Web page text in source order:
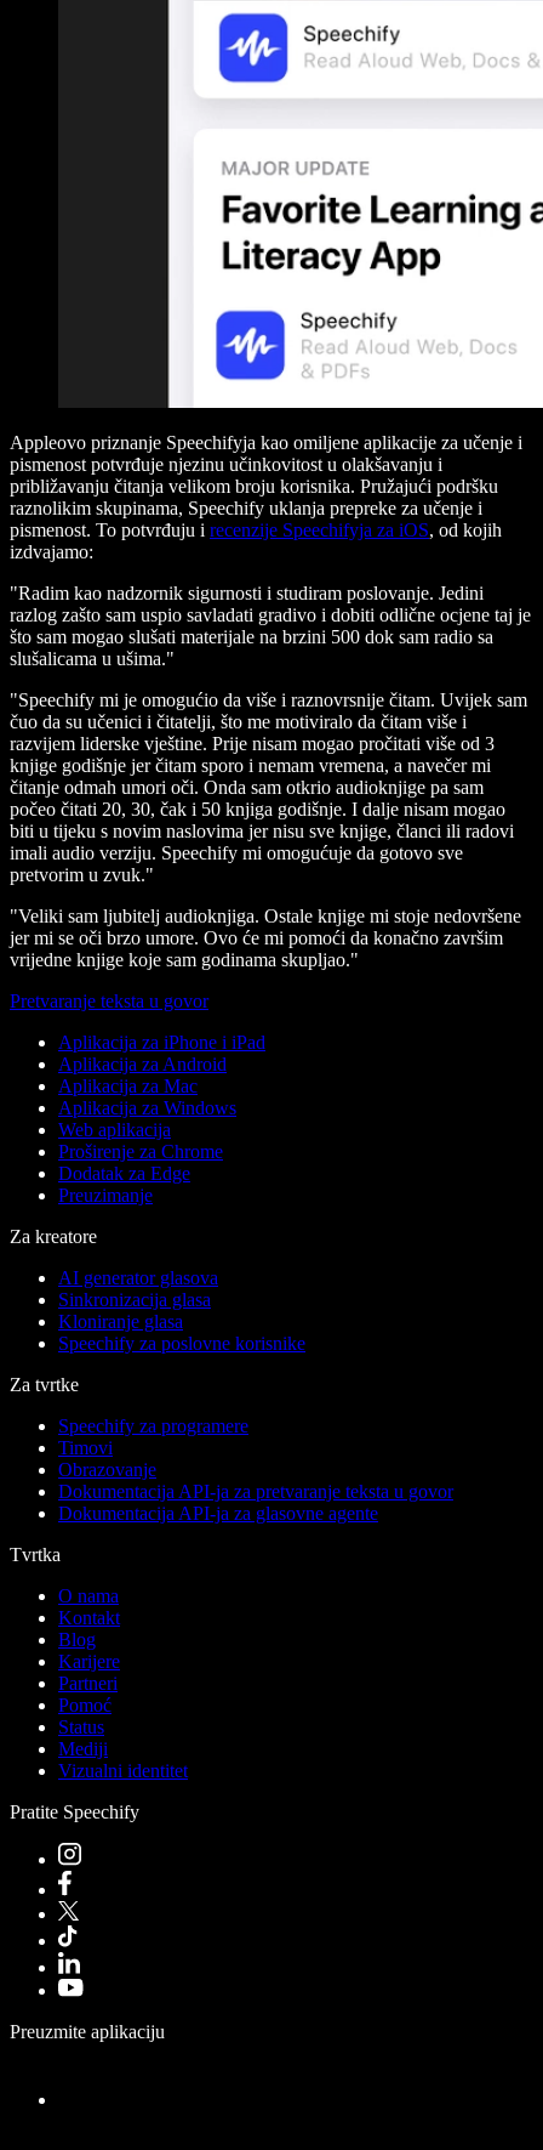
Appleovo priznanje Speechifyja kao omiljene aplikacije za učenje i
pismenost potvrđuje njezinu učinkovitost u olakšavanju i
približavanju čitanja velikom broju korisnika. Pružajući podršku
raznolikim skupinama, Speechify uklanja prepreke za učenje i
pismenost. To potvrđuju i recenzije Speechifyja za iOS, od kojih
izdvajamo:
"Radim kao nadzornik sigurnosti i studiram poslovanje. Jedini
razlog zašto sam uspio savladati gradivo i dobiti odlične ocjene taj je
što sam mogao slušati materijale na brzini 500 dok sam radio sa
slušalicama u ušima."
"Speechify mi je omogućio da više i raznovrsnije čitam. Uvijek sam
čuo da su učenici i čitatelji, što me motiviralo da čitam više i
razvijem liderske vještine. Prije nisam mogao pročitati više od 3
knjige godišnje jer čitam sporo i nemam vremena, a navečer mi
čitanje odmah umori oči. Onda sam otkrio audioknjige pa sam
počeo čitati 20, 30, čak i 50 knjiga godišnje. I dalje nisam mogao
biti u tijeku s novim naslovima jer nisu sve knjige, članci ili radovi
imali audio verziju. Speechify mi omogućuje da gotovo sve
pretvorim u zvuk."
"Veliki sam ljubitelj audioknjiga. Ostale knjige mi stoje nedovršene
jer mi se oči brzo umore. Ovo će mi pomoći da konačno završim
vrijedne knjige koje sam godinama skupljao."
Pretvaranje teksta u govor
Aplikacija za iPhone i iPad
Aplikacija za Android
Aplikacija za Mac
Aplikacija za Windows
Web aplikacija
Proširenje za Chrome
Dodatak za Edge
Preuzimanje
Za kreatore
AI generator glasova
Sinkronizacija glasa
Kloniranje glasa
Speechify za poslovne korisnike
Za tvrtke
Speechify za programere
Timovi
Obrazovanje
Dokumentacija API-ja za pretvaranje teksta u govor
Dokumentacija API-ja za glasovne agente
Tvrtka
O nama
Kontakt
Blog
Karijere
Partneri
Pomoć
Status
Mediji
Vizualni identitet
Pratite Speechify
Preuzmite aplikaciju